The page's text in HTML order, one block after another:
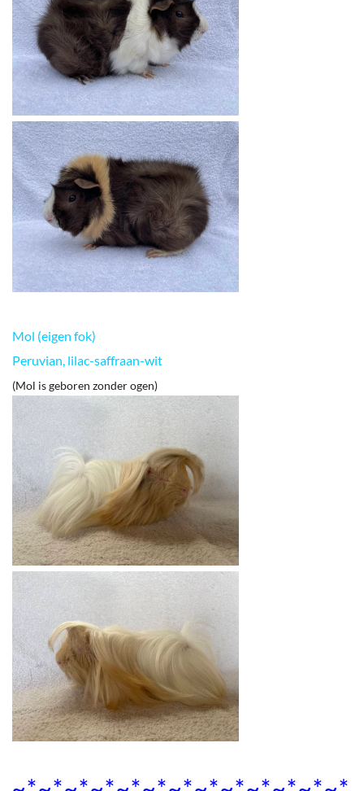
Mol (eigen fok)
Peruvian, lilac-saffraan-wit
(Mol is geboren zonder ogen)